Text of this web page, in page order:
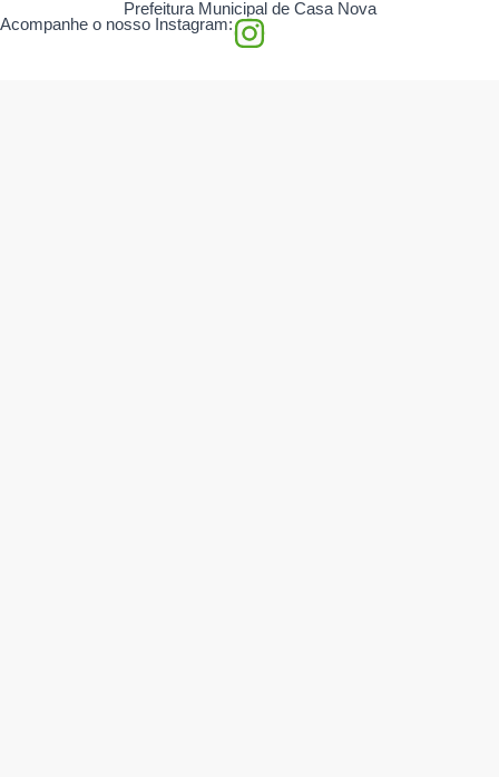
Prefeitura Municipal de Casa Nova
I
Acompanhe o nosso Instagram: